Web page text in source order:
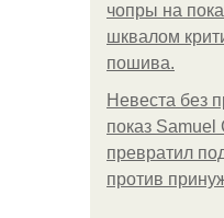
чопры на
шквалом
пошива.
Невеста без
показ Samuel
превратил
против